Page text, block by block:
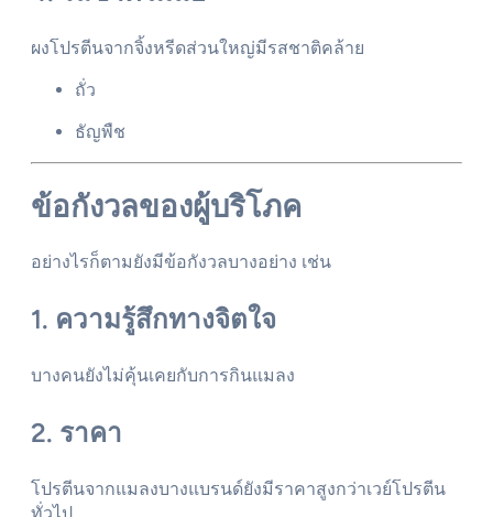
ผงโปรตีนจากจิ้งหรีดส่วนใหญ่มีรสชาติคล้าย
ถั่ว
ธัญพืช
ข้อกังวลของผู้บริโภค
อย่างไรก็ตามยังมีข้อกังวลบางอย่าง เช่น
1. ความรู้สึกทางจิตใจ
บางคนยังไม่คุ้นเคยกับการกินแมลง
2. ราคา
โปรตีนจากแมลงบางแบรนด์ยังมีราคาสูงกว่าเวย์โปรตีน